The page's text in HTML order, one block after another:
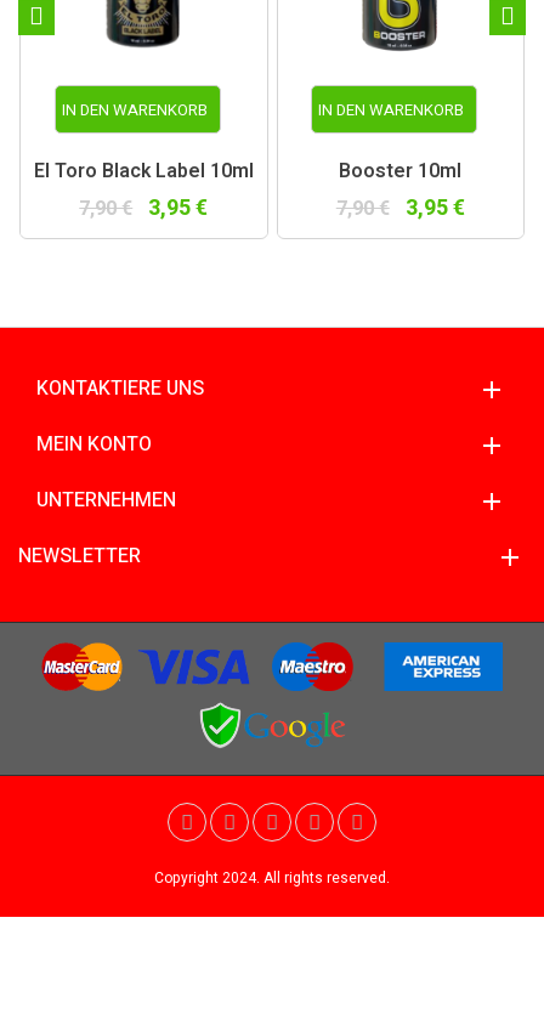
IN DEN WARENKORB
El Toro Black Label 10ml
7,90 € 3,95 €
IN DEN WARENKORB
Booster 10ml
7,90 € 3,95 €
KONTAKTIERE UNS
MEIN KONTO
UNTERNEHMEN
NEWSLETTER
Copyright 2024. All rights reserved.